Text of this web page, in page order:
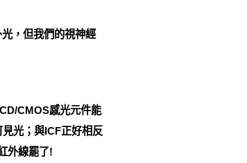
，但我們的視神經
CMOS感光元件能
光；與ICF正好相反
外線罷了!